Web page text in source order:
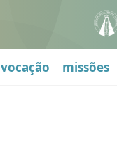
vocação missões